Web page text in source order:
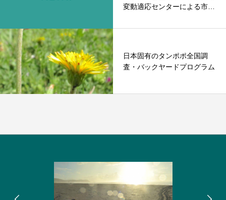
変動適応センターによる市民
日本固有のタンポポ全国調
査・バックヤードプログラム